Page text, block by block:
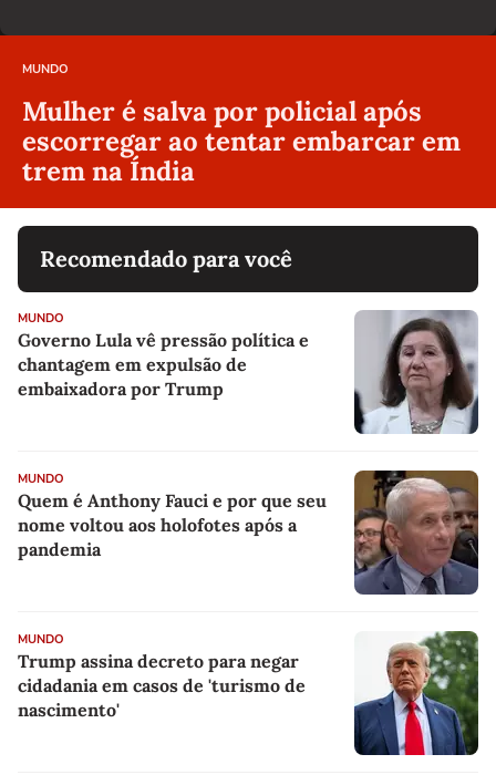
MUNDO
Mulher é salva por policial após
escorregar ao tentar embarcar em
trem na Índia
Recomendado para você
MUNDO
Governo Lula vê pressão política e
chantagem em expulsão de
embaixadora por Trump
MUNDO
Quem é Anthony Fauci e por que seu
nome voltou aos holofotes após a
pandemia
MUNDO
Trump assina decreto para negar
cidadania em casos de 'turismo de
nascimento'